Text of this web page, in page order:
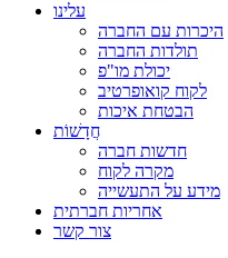
עלינו
היכרות עם החברה
תולדות החברה
יכולת מו"פ
לקוח קואופרטיב
הבטחת איכות
חֲדָשׁוֹת
חדשות חברה
מקרה לקוח
מידע על התעשייה
אחריות חברתית
צור קשר